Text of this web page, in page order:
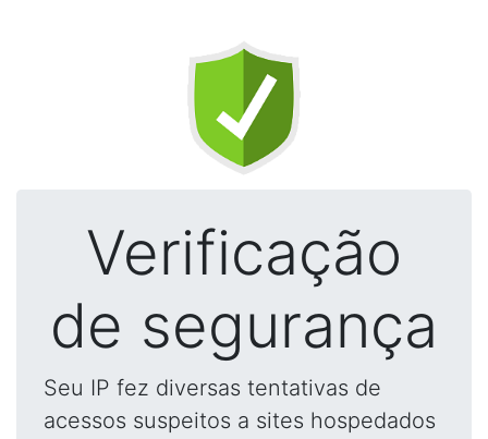
Verificação
de segurança
Seu IP fez diversas tentativas de
acessos suspeitos a sites hospedados